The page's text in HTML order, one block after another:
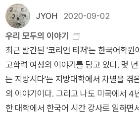
현일 것이다. 그것은 가은에게 사람들이
같았다. 어느 날 주어진 것. 하늘에서 툭,
'살아 남는 것'에 대해 쓰고 싶었다는 작가
쓰는 것벼랑 끝에서 떨어지지 않으려고
는 것끝내 살아남는 것...그냥 살아가는
한다는 사실에 더 힘이 빠지게 되었습니
되짚어봐야 할 책.나뿐만 아니라 내 아
해 내가 할 일은 무엇일까 생각하게 된 계
조금이라도 있다면 공감할 만한 내용들
가. 심각한 이야기를 가볍게 골고루 하는
되는 것을 눈으로 확인하는 것이 좋다.
간에 있으면서도 각자의 일을 했다. 길면
을 보내고 나니 일을 마치고 늦은 귀가를
집에 왔겠구나 혼자 생각했다.이곳으로
단속을 하면서 창밖으로 내다본 배롱나
었다. 꽃으로 피어날까. 나에게 올해의
기억될 것이다. ‘안녕, 나의 배롱나무. 잘
인사를 들었을까. 너무 작아서 못 들었
거다. 나를 기다린 책을 살펴보고, 읽고
심을 이겨 버릴 정도였다. 누가 이런 책을
고 싶지 않아 입혀 두었던 책커버를 벗긴
하에 가려진 교육 사업 안에서 벌어지는
에 대한 비교육적 노동 환경에 대한 고
는 것을 알게 된 순간이었다. 끝을 모르
부당한 요구는 대체 언제 멈출까 싶은 숨
서 직면하게 하는 것만 있고, 내 삶의 고
는 이 책은 잔혹한 상담 세션과 같았다.
JYOH 2020-09-02
우리 모두의 이야기
최근 발간된 '코리언 티처'는 한국어학원
고학력 여성의 이야기를 담고 있다. 몇
는 지방시다'는 지방대학에서 차별을 겪
의 이야기이다. 그리고 나도 미국에서 4
한 대학에서 한국어 시간 강사로 일하면